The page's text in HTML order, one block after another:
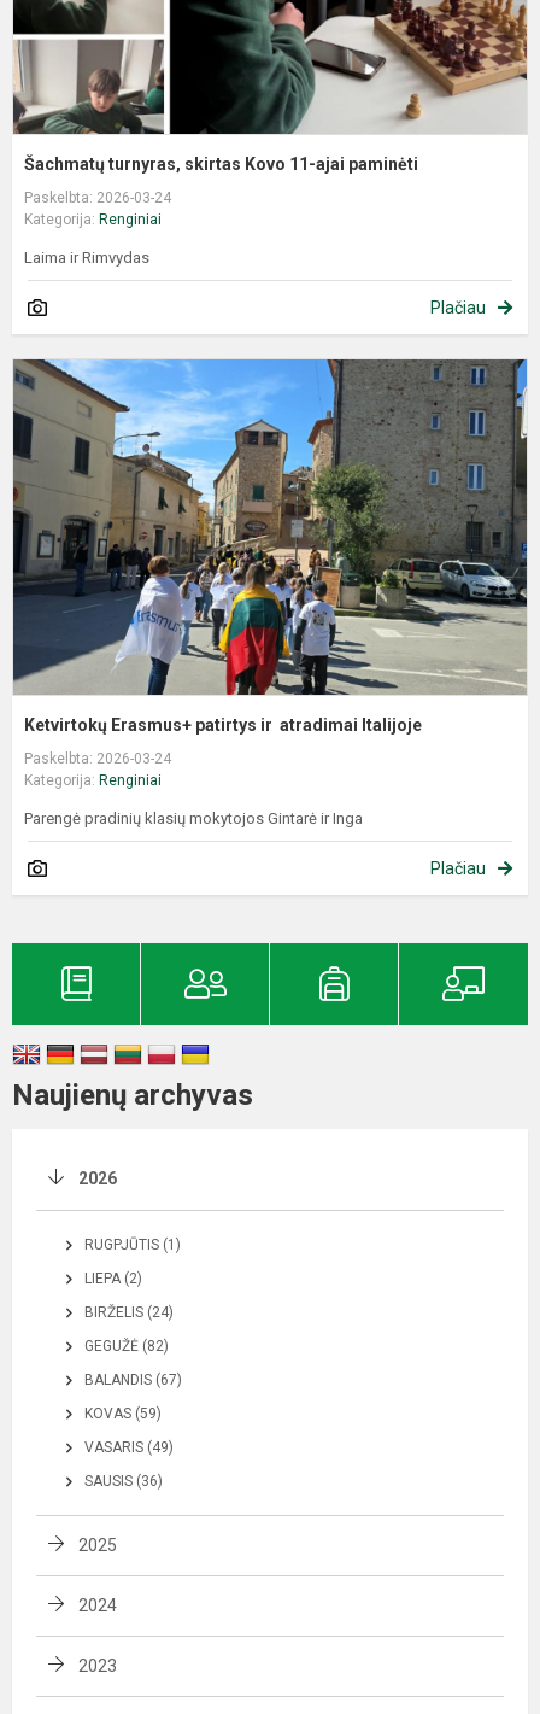
Šachmatų turnyras, skirtas Kovo 11-ajai paminėti
Paskelbta: 2026-03-24
Kategorija: Renginiai
Laima ir Rimvydas
Plačiau
Ketvirtokų Erasmus+ patirtys ir atradimai Italijoje
Paskelbta: 2026-03-24
Kategorija: Renginiai
Parengė pradinių klasių mokytojos Gintarė ir Inga
Plačiau
Naujienų archyvas
2026
RUGPJŪTIS (1)
LIEPA (2)
BIRŽELIS (24)
GEGUŽĖ (82)
BALANDIS (67)
KOVAS (59)
VASARIS (49)
SAUSIS (36)
2025
2024
2023